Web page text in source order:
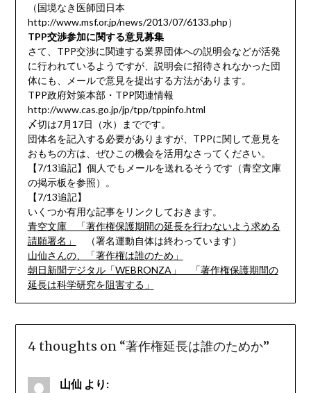
（国境なき医師団日本
http://www.msf.or.jp/news/2013/07/6133.php）
TPP交渉参加に関する意見募集
さて、TPP交渉に関連する業界団体への説明会などが活発
に行われているようですが、説明会に招待されなかった団
体にも、メールで意見を提出する方法があります。
TPP政府対策本部・TPP関連情報
http://www.cas.go.jp/jp/tpp/tppinfo.html
〆切は7月17日（水）までです。
団体名を記入する必要がありますが、TPPに関して意見を
おもちの方は、ぜひこの機会を活用なさってください。
【7/13追記】個人でもメールを送れるそうです（青空文庫
の掲示板を参照）。
【7/13追記】
いくつか有用な記事をリンクしておきます。
青空文庫 「著作権保護期間の延長を行わないよう求める
請願署名」
（署名運動自体は終わっています）
山仙さんの、「著作権は誰のため」
朝日新聞デジタル「WEBRONZA」 「著作権保護期間の
延長は科学研究を阻害する」
4 thoughts on “著作権延長は誰のためか”
山仙 より: